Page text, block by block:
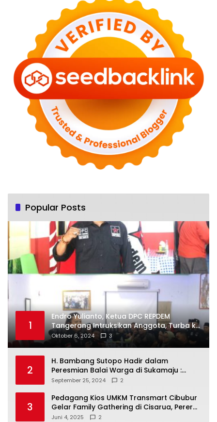
Popular Posts
1
Endro Yulianto, Ketua DPC REPDEM
Tangerang Intruksikan Anggota, Turba ke
Masyarakat Dan Jalani Apa Yang di
Putuskan RAKERCABSUS
Oktober 6, 2024 3
2
H. Bambang Sutopo Hadir dalam
Peresmian Balai Warga di Sukamaju :
Wadah Baru untuk Kolaborasi dan
September 25, 2024 2
3
Pedagang Kios UMKM Transmart Cibubur
Gelar Family Gathering di Cisarua, Pererat
Silaturahmi dan Kekompakan
Juni 4, 2025 2